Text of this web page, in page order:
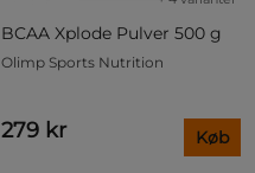
BCAA Xplode Pulver 500 g
Olimp Sports Nutrition
279 kr Køb